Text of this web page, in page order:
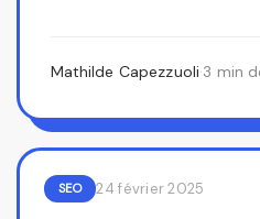
Mathilde Capezzuoli·3 min
SEO 24 février 2025